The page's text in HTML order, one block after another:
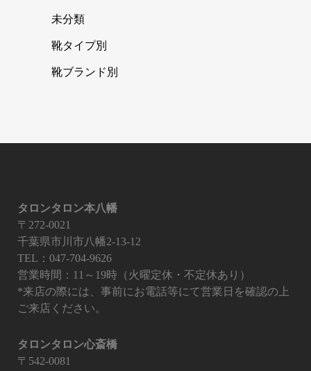
未分類
靴タイプ別
靴ブランド別
タロンタロン本八幡
〒272-0021
千葉県市川市八幡2-13-12
TEL：047-704-9626
営業時間：11～19時（火曜定休・不定休あり）
*来店の際には、事前にお電話等にて営業日を確認の上
ご来店ください。
タロンタロン心斎橋
〒542-0081